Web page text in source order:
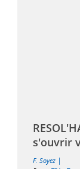
s'ouvrir
F. Soyez |